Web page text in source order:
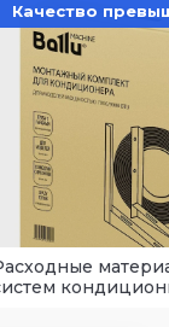
Качество